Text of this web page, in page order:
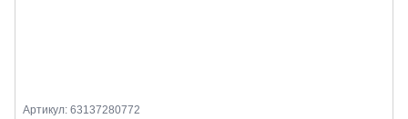
Артикул: 63137280772